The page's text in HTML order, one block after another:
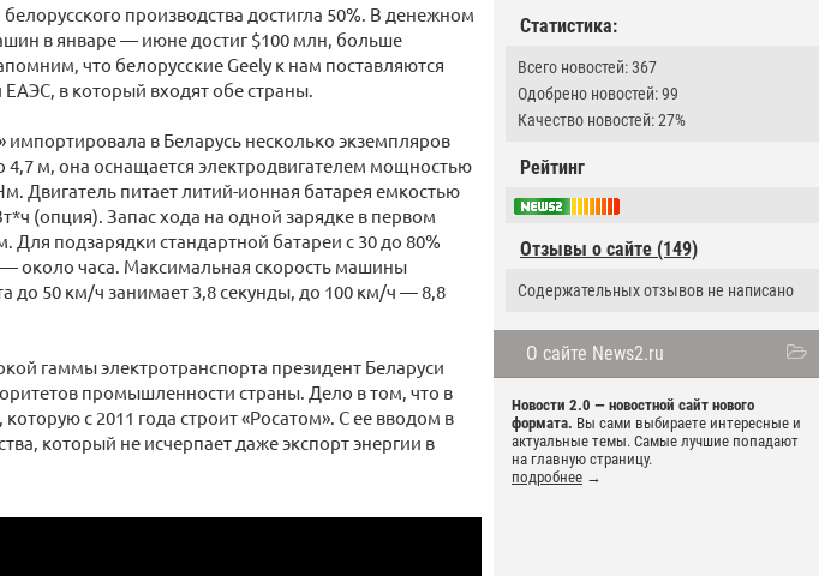
Статистика:
Всего новостей: 367
Одобрено новостей: 99
Качество новостей: 27%
Рейтинг
Отзывы о сайте (149)
Содержательных отзывов не написано
О сайте News2.ru
Новости 2.0 — новостной сайт нового
формата. Вы сами выбираете интересные и
актуальные темы. Самые лучшие попадают
на главную страницу.
подробнее →
производства достигла 50%. В денежном
в январе — июне достиг $100 млн, больше
что белорусские Geely к нам поставляются
в который входят обе страны.
в Беларусь несколько экземпляров
м, она оснащается электродвигателем мощностью
Двигатель питает литий-ионная батарея емкостью
(опция). Запас хода на одной зарядке в первом
Для подзарядки стандартной батареи с 30 до 80%
— около часа. Максимальная скорость машины
до 50 км/ч занимает 3,8 секунды, до 100 км/ч — 8,8
гаммы электротранспорта президент Беларуси
промышленности страны. Дело в том, что в
с 2011 года строит «Росатом». С ее вводом в
который не исчерпает даже экспорт энергии в